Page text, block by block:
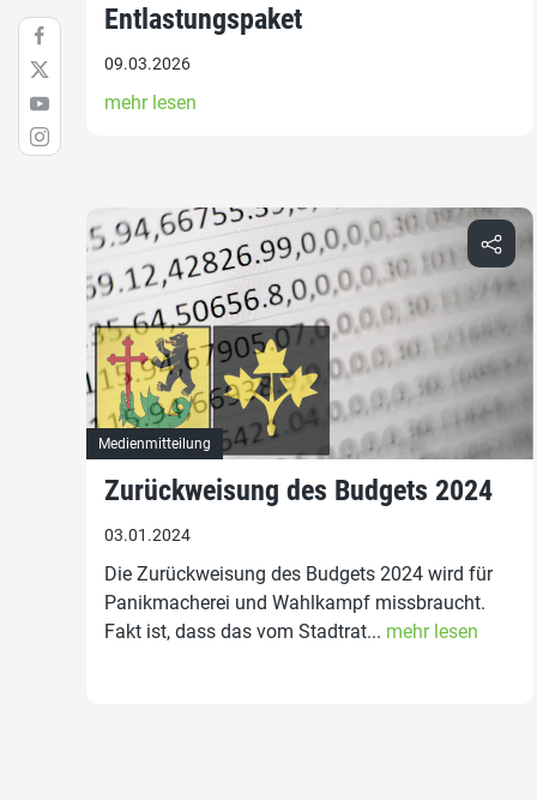
Entlastungspaket
09.03.2026
mehr lesen
Medienmitteilung
Zurückweisung des Budgets 2024
03.01.2024
Die Zurückweisung des Budgets 2024 wird für
Panikmacherei und Wahlkampf missbraucht.
Fakt ist, dass das vom Stadtrat... mehr lesen